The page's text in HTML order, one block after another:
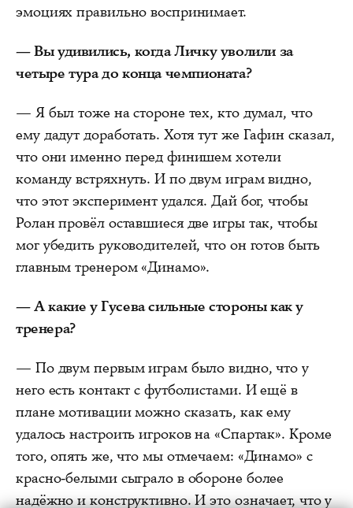
эмоциях правильно воспринимает.
— Вы удивились, когда Личку уволили за
четыре тура до конца чемпионата?
— Я был тоже на стороне тех, кто думал, что
ему дадут доработать. Хотя тут же Гафин сказал,
что они именно перед финишем хотели
команду встряхнуть. И по двум играм видно,
что этот эксперимент удался. Дай бог, чтобы
Ролан провёл оставшиеся две игры так, чтобы
мог убедить руководителей, что он готов быть
главным тренером «Динамо».
— А какие у Гусева сильные стороны как у
тренера?
— По двум первым играм было видно, что у
него есть контакт с футболистами. И ещё в
плане мотивации можно сказать, как ему
удалось настроить игроков на «Спартак». Кроме
того, опять же, что мы отмечаем: «Динамо» с
красно-белыми сыграло в обороне более
надёжно и конструктивно. И это означает, что у